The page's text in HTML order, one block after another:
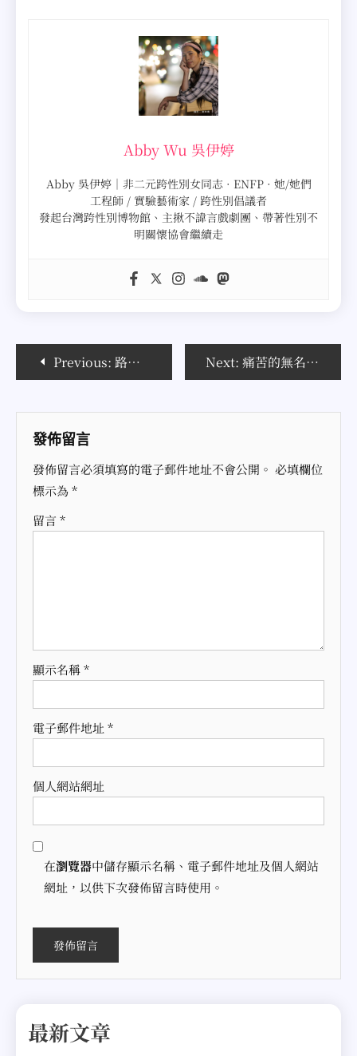
Abby Wu 吳伊婷
Abby 吳伊婷｜非二元跨性別女同志 · ENFP · 她/她們
工程師 / 實驗藝術家 / 跨性別倡議者
發起台灣跨性別博物館、主揪不諱言戲劇團、帶著性別不
明關懷協會繼續走
導
覽
Previous: 路程143km的生日 Next: 痛苦的無名
發佈留言
發佈留言必須填寫的電子郵件地址不會公開。 必填欄位
標示為*
留言 *
顯示名稱*
電子郵件地址 *
個人網站網址
在瀏覽器中儲存顯示名稱、電子郵件地址及個人網站
網址，以供下次發佈留言時使用。
最新文章